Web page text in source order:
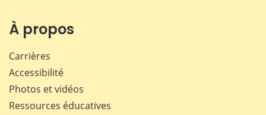
À propos
Carrières
Accessibilité
Photos et vidéos
Ressources éducatives